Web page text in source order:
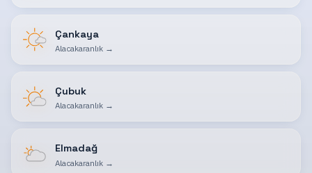
Çankaya
Alacakaranlık→
Çubuk
Alacakaranlık→
Elmadağ
Alacakaranlık→